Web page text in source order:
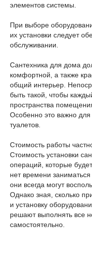
элементов системы.
При выборе
их установки следует
обслуживании.
Сантехника для дома
комфортной, а также
общий интерьер.
быть такой, чтобы
пространства
Особенно это важно
туалетов.
Стоимость работы
Стоимость установки
операций, которые
нет времени
они всегда могут
Однако зная, сколько
и установку
решают выполнять все
самостоятельно.